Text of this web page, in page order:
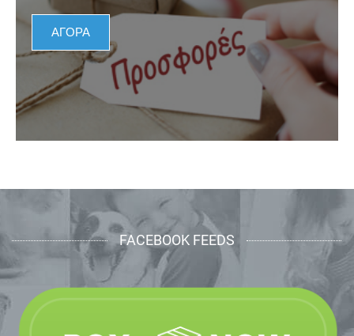
ΑΓΟΡΑ
FACEBOOK FEEDS